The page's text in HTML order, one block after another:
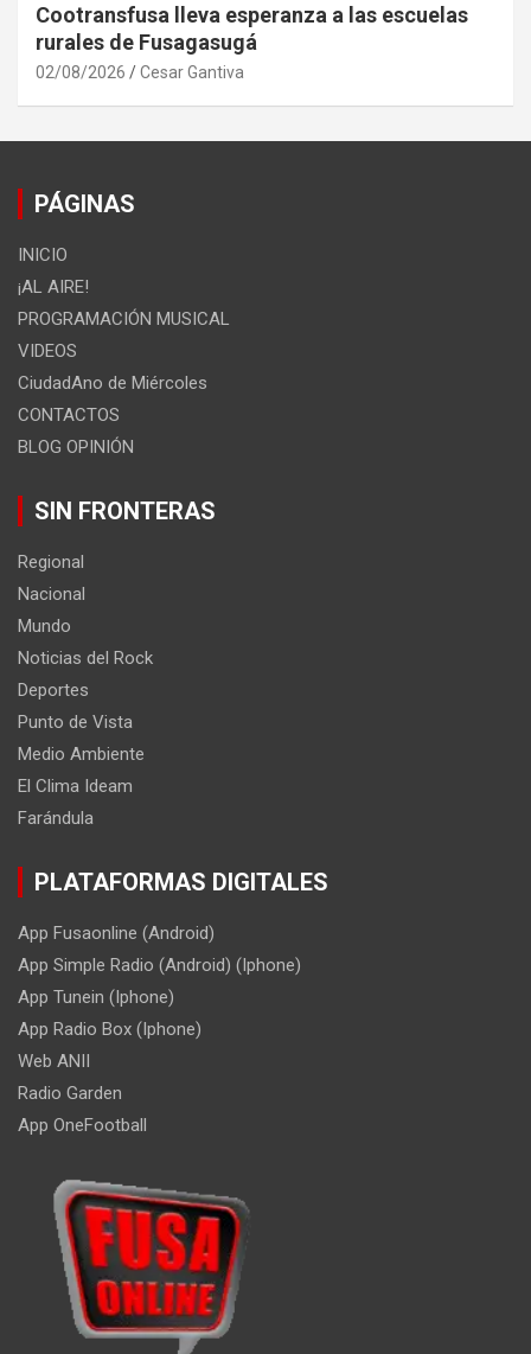
Cootransfusa lleva esperanza a las escuelas
rurales de Fusagasugá
02/08/2026 Cesar Gantiva
PÁGINAS
INICIO
¡AL AIRE!
PROGRAMACIÓN MUSICAL
VIDEOS
CiudadAno de Miércoles
CONTACTOS
BLOG OPINIÓN
SIN FRONTERAS
Regional
Nacional
Mundo
Noticias del Rock
Deportes
Punto de Vista
Medio Ambiente
El Clima Ideam
Farándula
PLATAFORMAS DIGITALES
App Fusaonline (Android)
App Simple Radio (Android) (Iphone)
App Tunein (Iphone)
App Radio Box (Iphone)
Web ANII
Radio Garden
App OneFootball